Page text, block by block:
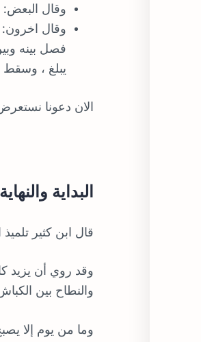
وقال البعض:
وقال
فصل بينه
يبلغ ،
الان دعونا
البداية
قال ابن كثير تلميذ
وقد روي أن يزيد
والنطاح بين
وما من يوم إلا